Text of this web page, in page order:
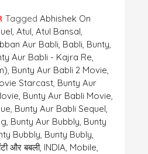
Tagged Abhishek On
, Atul, Atul Bansal,
Aur Babli, Babli, Bunty,
Aur Babli - Kajra Re,
, Bunty Aur Babli 2 Movie,
Starcast, Bunty Aur
, Bunty Aur Babli Movie,
, Bunty Aur Babli Sequel,
, Bunty Aur Bubbly, Bunty
Bubbly, Bunty Bubly,
और बबली, INDIA, Mobile,